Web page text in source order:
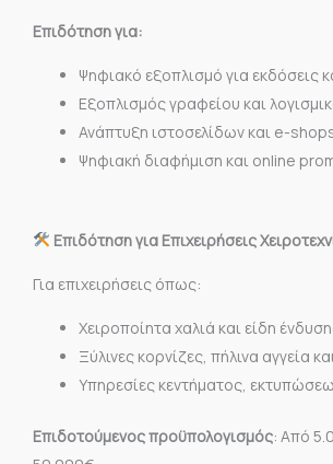
Επιδότηση για:
Ψηφιακό εξοπλισμό για εκδόσεις
Εξοπλισμός γραφείου και
Ανάπτυξη ιστοσελίδων και e-
Ψηφιακή διαφήμιση και online
Επιδότηση για Επιχειρήσεις
Για επιχειρήσεις όπως:
Χειροποίητα χαλιά και είδη
Ξύλινες κορνίζες, πήλινα αγγεία
Υπηρεσίες κεντήματος,
Επιδοτούμενος προϋπολογισμός: Από